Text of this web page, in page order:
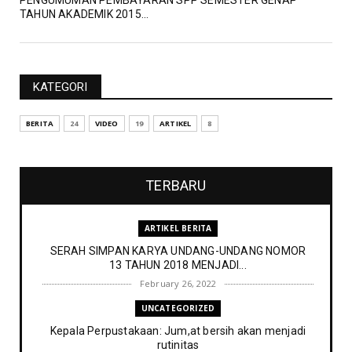
TAHUN AKADEMIK 2015...
KATEGORI
BERITA 24 VIDEO 19 ARTIKEL 8
TERBARU
ARTIKEL BERITA
SERAH SIMPAN KARYA UNDANG-UNDANG NOMOR
13 TAHUN 2018 MENJADI...
February 26, 2022
UNCATEGORIZED
Kepala Perpustakaan: Jum,at bersih akan menjadi
rutinitas